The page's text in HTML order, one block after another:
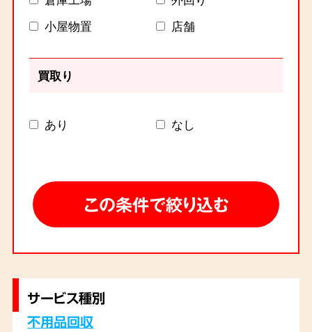
小屋物置
店舗
買取り
あり なし
サービス種別
不用品回収